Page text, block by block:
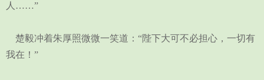
人……”
楚毅冲着朱厚照微微一笑道：“陛下大可不必担心，一切有
我在！”